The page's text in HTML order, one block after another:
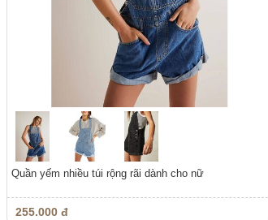
Quần yếm nhiều túi rộng rãi dành cho nữ
255.000 đ